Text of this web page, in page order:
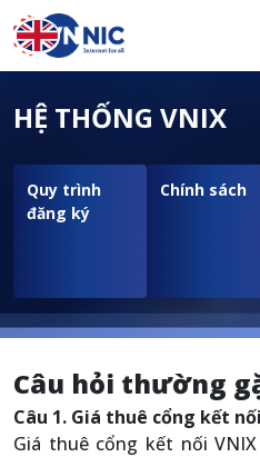
Nhảy đến nội dung
Menuheader của
HỆ THỐNG VNIX
Quy trình
đăng ký
Chính sách
Câu hỏi thường
Câu 1. Giá thuê cổng kết
Giá thuê cổng kết nối